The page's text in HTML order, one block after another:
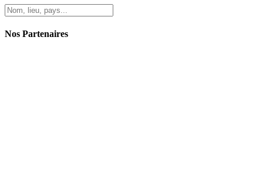
Nos Partenaires